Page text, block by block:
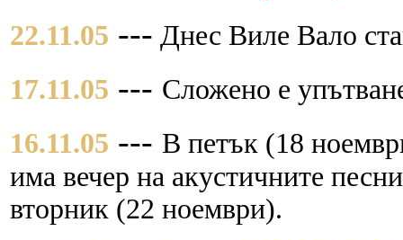
22.11.05 --- Днес Виле Вало
17.11.05 --- Сложено е
16.11.05 --- В петък (18
има вечер на акустичните
вторник (22 ноември).